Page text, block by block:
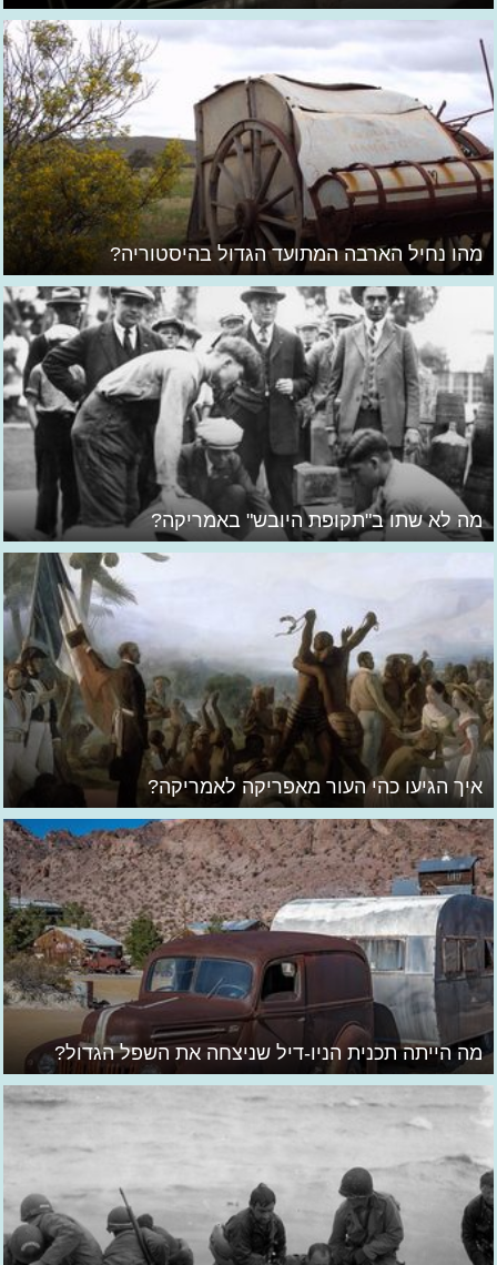
מהו נחיל הארבה המתועד הגדול בהיסטוריה?
מה לא שתו ב"תקופת היובש" באמריקה?
איך הגיעו כהי העור מאפריקה לאמריקה?
מה הייתה תכנית הניו-דיל שניצחה את השפל הגדול?